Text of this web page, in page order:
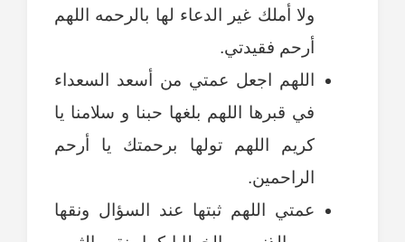
ولا أملك غير الدعاء لها بالرحمه اللهم
أرحم فقيدتي.
اللهم اجعل عمتي من أسعد السعداء
في قبرها اللهم بلغها حبنا و سلامنا يا
كريم اللهم تولها برحمتك يا أرحم
الراحمين.
عمتي اللهم ثبتها عند السؤال ونقها